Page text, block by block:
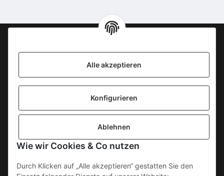
Alle akzeptieren
Konfigurieren
Ablehnen
Wie wir Cookies & Co nutzen
Durch Klicken auf „Alle akzeptieren“ gestatten Sie den
SICHERE ZAHLUNGSWEISEN
Gesetzliche Informationen